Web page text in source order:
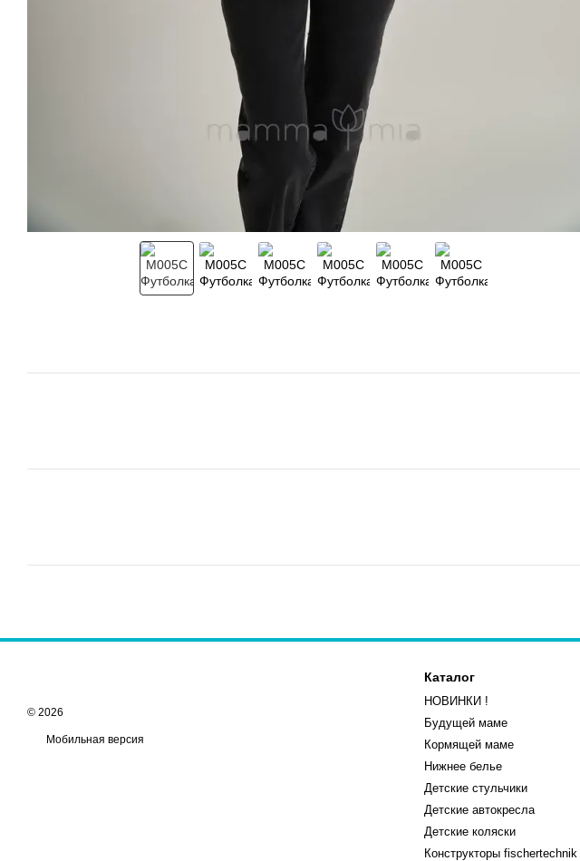
© 2026
Мобильная версия
Каталог
НОВИНКИ !
Будущей маме
Кормящей маме
Нижнее белье
Детские стульчики
Детские автокресла
Детские коляски
Конструкторы fischertechnik